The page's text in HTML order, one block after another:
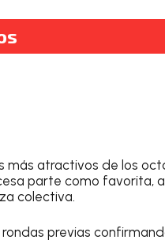
más atractivos de los
parte como favorita,
colectiva.
previas